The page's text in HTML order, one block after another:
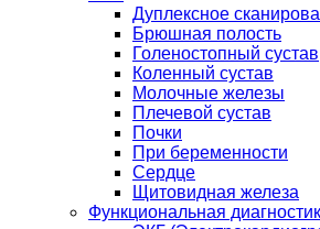
Дуплексное
Брюшная полость
Голеностопный сустав
Коленный сустав
Молочные железы
Плечевой сустав
Почки
При беременности
Сердце
Щитовидная железа
Функциональная